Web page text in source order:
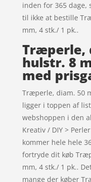
inden for 365 dage,
til ikke at bestille
mm, 4 stk./ 1 pk..
Træperle,
hulstr. 8
med
Træperle, diam. 50
ligger i toppen af
webshoppen i den
Kreativ / DIY >
kommer hele hele
fortryde dit køb
mm, 4 stk./ 1 pk..
mange der køber